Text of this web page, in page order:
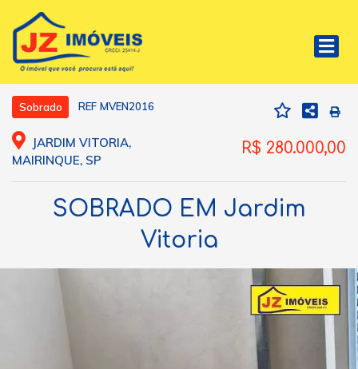
Sobrado REF MVEN2016
JARDIM VITORIA,
MAIRINQUE, SP
R$ 280.000,00
SOBRADO EM Jardim
Vitoria